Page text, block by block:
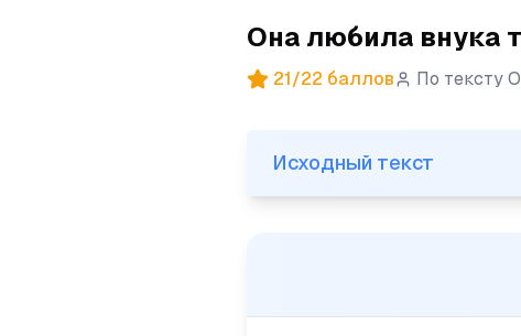
Она любила внука
21/22 баллов По тексту
(1)Она любила внука так, как
Исходный текст